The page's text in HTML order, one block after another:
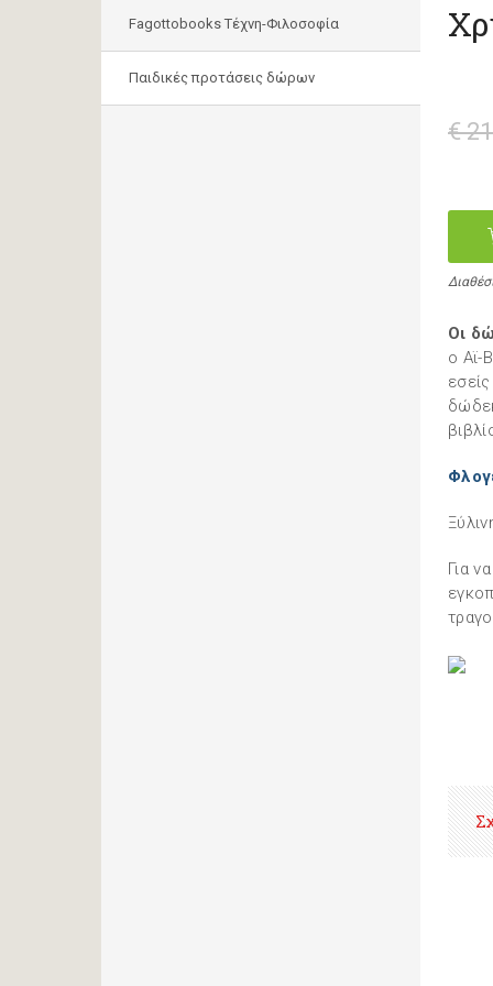
Fagottobooks Τέχνη-Φιλοσοφία
Παιδικές προτάσεις δώρων
€
Οι
ο Αϊ-
Για